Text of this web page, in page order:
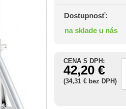
Dostupnosť:
na sklade u nás
CENA S DPH:
42,20 €
(34,31 € bez DPH)